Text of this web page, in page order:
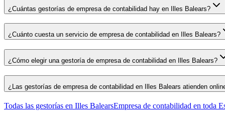
¿Cuántas gestorías de empresa de contabilidad hay en Illes Balears?
¿Cuánto cuesta un servicio de empresa de contabilidad en Illes Balears?
¿Cómo elegir una gestoría de empresa de contabilidad en Illes Balears?
¿Las gestorías de empresa de contabilidad en Illes Balears atienden
Todas las gestorías en Illes BalearsEmpresa de contabilidad en toda